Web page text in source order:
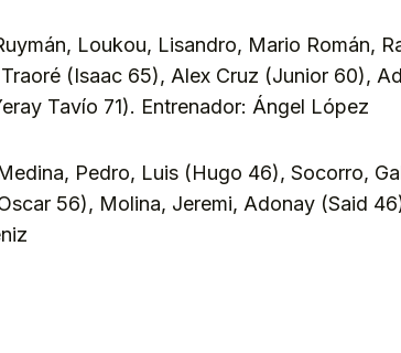
Loukou, Lisandro, Mario Román,
(Isaac 65), Alex Cruz (Junior 60),
Tavío 71). Entrenador: Ángel López
Pedro, Luis (Hugo 46), Socorro,
56), Molina, Jeremi, Adonay (Said